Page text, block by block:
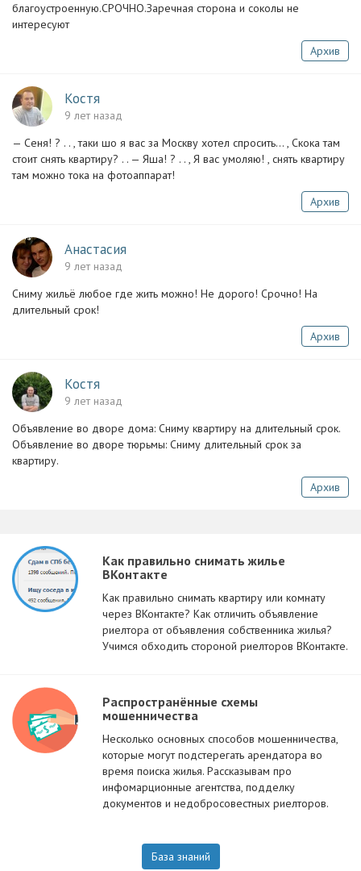
благоустроенную.СРОЧНО.Заречная сторона и соколы не
интересуют
Архив
Костя
9 лет назад
— Сеня! ? . . , таки шо я вас за Москву хотел спросить... , Скока там
стоит снять квартиру? . . — Яша! ? . . , Я вас умоляю! , снять квартиру
там можно тока на фотоаппарат!
Архив
Анастасия
9 лет назад
Сниму жильё любое где жить можно! Не дорого! Срочно! На
длительный срок!
Архив
Костя
9 лет назад
Объявление во дворе дома: Сниму квартиру на длительный срок.
Объявление во дворе тюрьмы: Сниму длительный срок за
квартиру.
Архив
Как правильно снимать жилье
ВКонтакте
Как правильно снимать квартиру или комнату
через ВКонтакте? Как отличить объявление
риелтора от объявления собственника жилья?
Учимся обходить стороной риелторов ВКонтакте.
Распространённые схемы
мошенничества
Несколько основных способов мошенничества,
которые могут подстерегать арендатора во
время поиска жилья. Рассказывам про
инфомарционные агентства, подделку
документов и недобросовестных риелторов.
База знаний